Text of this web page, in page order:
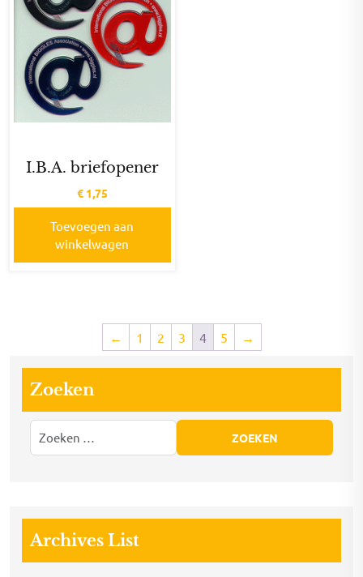
I.B.A. briefopener
€1,75
Toevoegen aan
winkelwagen
← 1 2 3 4 5 →
Zoeken
Archives List